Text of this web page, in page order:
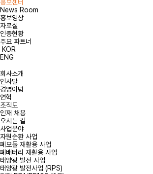
홍보센터
News Room
홍보영상
자료실
인증현황
주요 파트너
KOR
ENG
회사소개
인사말
경영이념
연혁
조직도
인재 채용
오시는 길
사업분야
자원순환 사업
폐모듈 재활용 사업
폐배터리 재활용 사업
태양광 발전 사업
태양광 발전사업 (RPS)